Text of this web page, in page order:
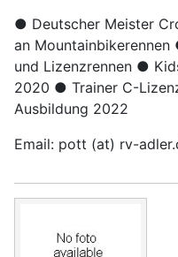
● Deutscher Meister
an Mountainbikerennen
und Lizenzrennen ●
2020 ● Trainer C-
Ausbildung 2022
Email: pott (at) rv-